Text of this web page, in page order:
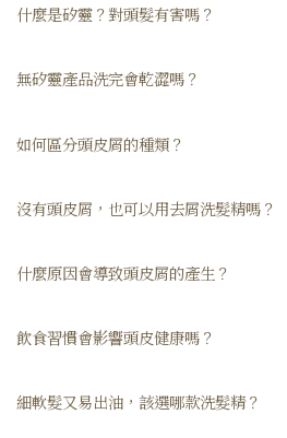
什麼是矽靈？對頭髮有害嗎？
無矽靈產品洗完會乾澀嗎？
如何區分頭皮屑的種類？
沒有頭皮屑，也可以用去屑洗髮精嗎？
什麼原因會導致頭皮屑的產生？
飲食習慣會影響頭皮健康嗎？
細軟髮又易出油，該選哪款洗髮精？